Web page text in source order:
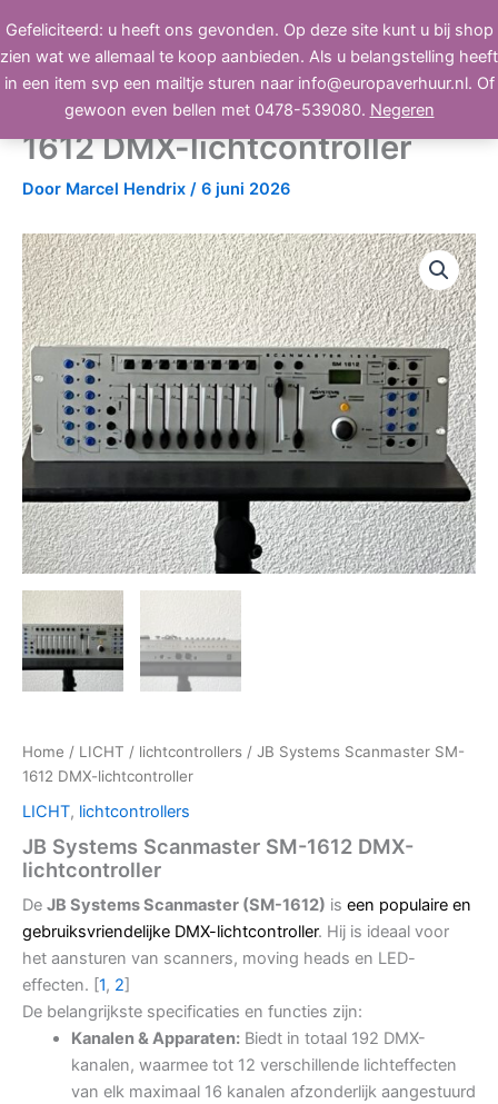
Gefeliciteerd: u heeft ons gevonden. Op deze site kunt u bij shop
zien wat we allemaal te koop aanbieden. Als u belangstelling heeft
in een item svp een mailtje sturen naar info@europaverhuur.nl. Of
gewoon even bellen met 0478-539080. Negeren
naar
de
inhoud
BEELD, GELUID, LICHT
JB Systems Scanmaster SM-
1612 DMX-lichtcontroller
Door Marcel Hendrix / 6 juni 2026
Home / LICHT / lichtcontrollers / JB Systems Scanmaster SM-
1612 DMX-lichtcontroller
LICHT, lichtcontrollers
JB Systems Scanmaster SM-1612 DMX-
lichtcontroller
De JB Systems Scanmaster (SM-1612) is een populaire en
gebruiksvriendelijke DMX-lichtcontroller. Hij is ideaal voor
het aansturen van scanners, moving heads en LED-
effecten. [ 1, 2
De belangrijkste specificaties en functies zijn:
Kanalen & Apparaten:Biedt in totaal 192 DMX-
kanalen, waarmee tot 12 verschillende lichteffecten
van elk maximaal 16 kanalen afzonderlijk aangestuurd